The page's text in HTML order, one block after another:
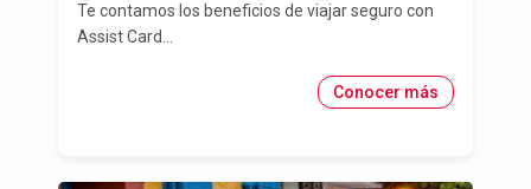
Te contamos los beneficios de viajar seguro con
Assist Card...
Conocer más